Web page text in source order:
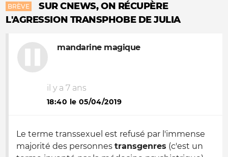
BRÈVE
SUR CNEWS, ON RÉCUPÈRE
L'AGRESSION TRANSPHOBE DE JULIA
mandarine magique
il y a 7 ans
18:40 le 05/04/2019
Le terme transsexuel est refusé par l'immense
majorité des personnes transgenres (c'est un